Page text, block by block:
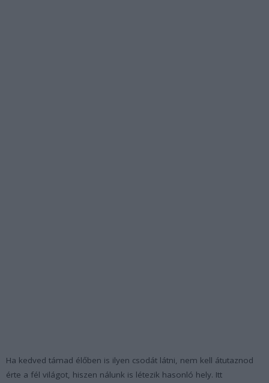
Ha kedved támad élőben is ilyen csodát látni, nem kell átutaznod
érte a fél világot, hiszen nálunk is létezik hasonló hely. Itt